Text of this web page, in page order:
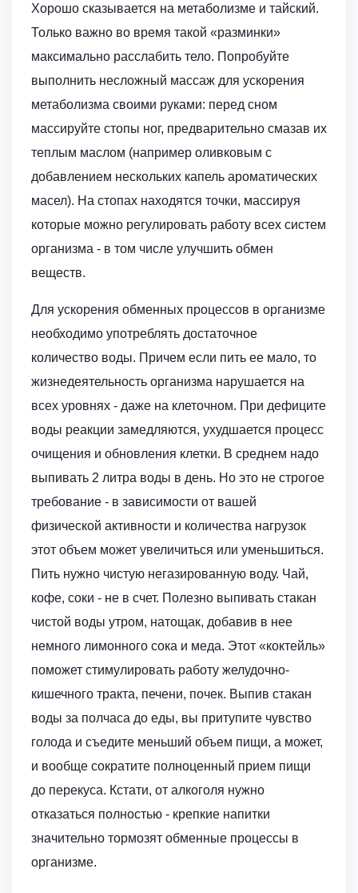
Хорошо сказывается на метаболизме и тайский.
Только важно во время такой «разминки»
максимально расслабить тело. Попробуйте
выполнить несложный массаж для ускорения
метаболизма своими руками: перед сном
массируйте стопы ног, предварительно смазав их
теплым маслом (например оливковым с
добавлением нескольких капель ароматических
масел). На стопах находятся точки, массируя
которые можно регулировать работу всех систем
организма - в том числе улучшить обмен
веществ.
Для ускорения обменных процессов в организме
необходимо употреблять достаточное
количество воды. Причем если пить ее мало, то
жизнедеятельность организма нарушается на
всех уровнях - даже на клеточном. При дефиците
воды реакции замедляются, ухудшается процесс
очищения и обновления клетки. В среднем надо
выпивать 2 литра воды в день. Но это не строгое
требование - в зависимости от вашей
физической активности и количества нагрузок
этот объем может увеличиться или уменьшиться.
Пить нужно чистую негазированную воду. Чай,
кофе, соки - не в счет. Полезно выпивать стакан
чистой воды утром, натощак, добавив в нее
немного лимонного сока и меда. Этот «коктейль»
поможет стимулировать работу желудочно-
кишечного тракта, печени, почек. Выпив стакан
воды за полчаса до еды, вы притупите чувство
голода и съедите меньший объем пищи, а может,
и вообще сократите полноценный прием пищи
до перекуса. Кстати, от алкоголя нужно
отказаться полностью - крепкие напитки
значительно тормозят обменные процессы в
организме.